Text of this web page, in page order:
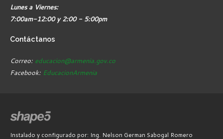
Lunes a Viernes:
7:00am-12:00 y 2:00 - 5:00pm
Contáctanos
Correo: educacion@armenia.gov.co
Facebook: EducacionArmenia
Instalado y configurado por: Ing. Nelson German Sabogal Romero